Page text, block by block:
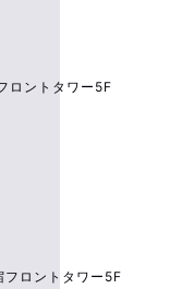
ロントタワー5F
ロントタワー5F